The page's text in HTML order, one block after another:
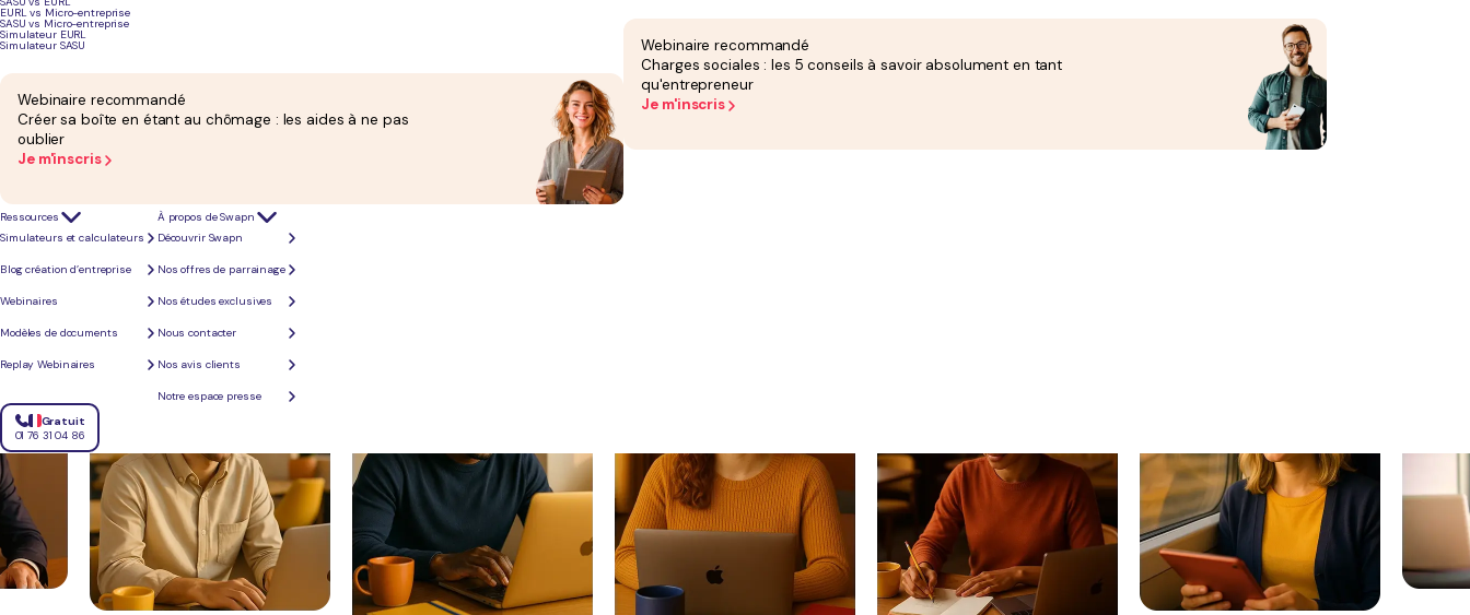
EURL vs Micro-entreprise
SASU vs Micro-entreprise
Simulateur EURL
Simulateur SASU
Webinaire recommandé
Créer sa boîte en étant au chômage : les aides à ne pas
oublier
Je m'inscris
Webinaire recommandé
Charges sociales : les 5 conseils à savoir absolument en tant
qu'entrepreneur
Je m'inscris
Ressources
Simulateurs et calculateurs
Blog création d’entreprise
Webinaires
Modèles de documents
Replay Webinaires
À propos de Swapn
Découvrir Swapn
Nos offres de parrainage
Nos études exclusives
Nous contacter
Nos avis clients
Notre espace presse
Gratuit
01 76 31 04 86
forts, au cœur de notre ADN
Agir au quotidien pour la société et pour aider les entrepreneurs